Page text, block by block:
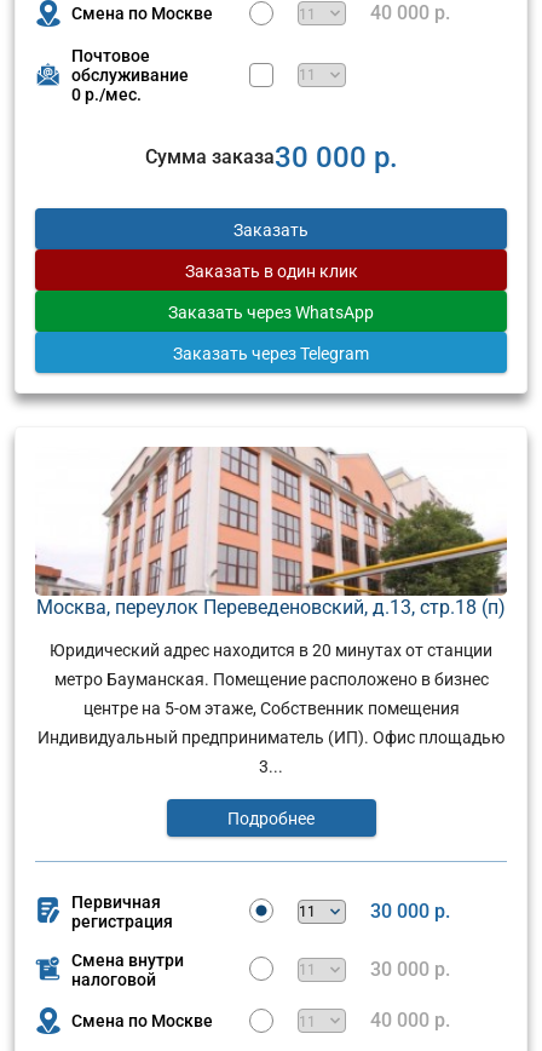
Смена по Москве 40 000 р.
Почтовое
обслуживание
0 р./мес.
Сумма заказа30 000 р.
Заказать
Заказать в один клик
Заказать через WhatsApp
Заказать через Telegram
Москва, переулок Переведеновский, д.13, стр.18 (п)
Юридический адрес находится в 20 минутах от станции
метро Бауманская. Помещение расположено в бизнес
центре на 5-ом этаже, Собственник помещения
Индивидуальный предприниматель (ИП). Офис площадью
3...
Подробнее
Первичная
регистрация
30 000 р.
Смена внутри
налоговой
30 000 р.
Смена по Москве 40 000 р.